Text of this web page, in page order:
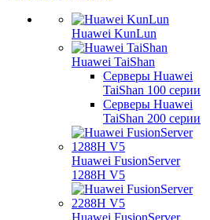
Huawei KunLun
Huawei TaiShan
Серверы Huawei
TaiShan 100 серии
Серверы Huawei
TaiShan 200 серии
Huawei FusionServer
1288H V5
Huawei FusionServer